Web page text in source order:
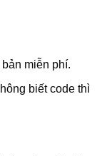
miễn phí.
biết code thì